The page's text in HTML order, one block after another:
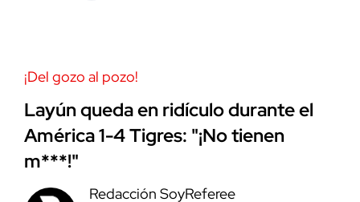
¡Del gozo al pozo!
Layún queda en ridículo durante el
América 1-4 Tigres: "¡No tienen
m***!"
Redacción SoyReferee